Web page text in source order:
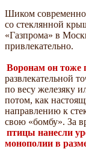
Шиком
со стеклянной
«Газпрома» в
привлекательно.
Воронам он тоже
развлекательной
по весу железяку
потом, как
направлению к
свою «бомбу». За
птицы нанесли
монополии в